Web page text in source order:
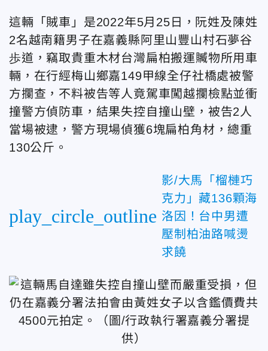
這輛「賊車」是2022年5月25日，阮姓及陳姓
2名越南籍男子在嘉義縣阿里山豐山村石夢谷
歩道，竊取貴重木材台灣扁柏搬運贓物所用車
輛，在行經梅山鄉嘉149甲線全仔社橋處被警
方攔查，不料被告等人竟駕車闖越攔檢點並衝
撞警方偵防車，結果失控自撞山壁，被告2人
當場被逮，警方現場偵獲6塊扁柏角材，總重
130公斤。
play_circle_outline
影/大馬「榴槤巧
克力」藏136顆海
洛因！台中男遭
壓制柏油路喊燙
求饒